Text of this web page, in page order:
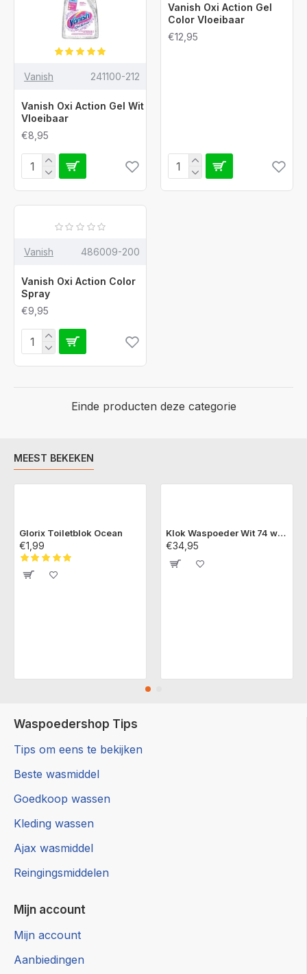
Vanish 241100-212
Vanish Oxi Action Gel Wit
Vloeibaar
€8,95
Vanish Oxi Action Gel
Color Vloeibaar
€12,95
Vanish 486009-200
Vanish Oxi Action Color
Spray
€9,95
Einde producten deze categorie
MEEST BEKEKEN
Glorix Toiletblok Ocean
€1,99
Klok Waspoeder Wit 74 wasbeurten
€34,95
Waspoedershop Tips
Tips om eens te bekijken
Beste wasmiddel
Goedkoop wassen
Kleding wassen
Ajax wasmiddel
Reingingsmiddelen
Mijn account
Mijn account
Aanbiedingen